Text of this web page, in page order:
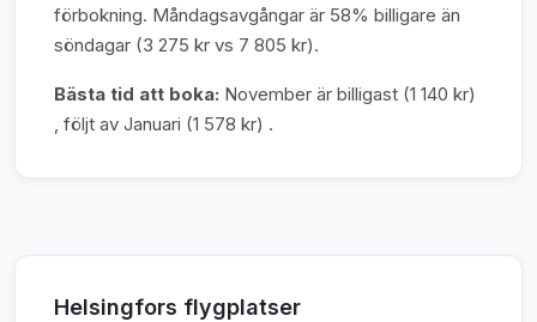
förbokning. Måndagsavgångar är 58% billigare än
söndagar (3 275 kr vs 7 805 kr).
Bästa tid att boka: November är billigast (1 140 kr)
, följt av Januari (1 578 kr) .
Helsingfors flygplatser